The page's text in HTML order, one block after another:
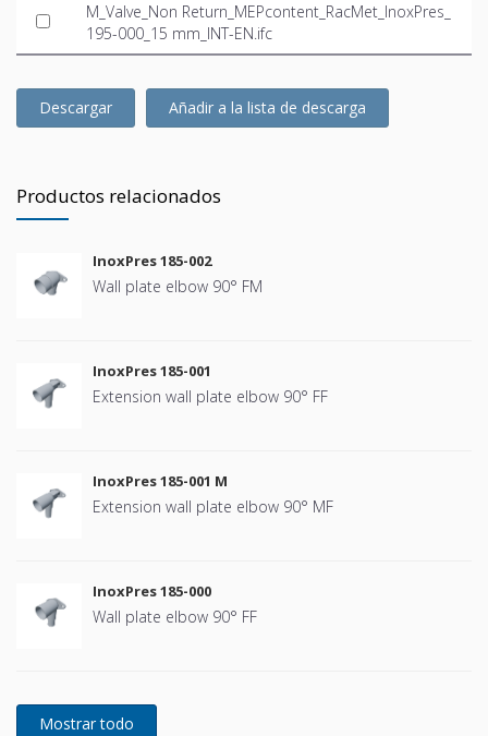
M_Valve_Non Return_MEPcontent_RacMet_InoxPres_
195-000_15 mm_INT-EN.ifc
Descargar Añadir a la lista de descarga
Productos relacionados
InoxPres 185-002
Wall plate elbow 90° FM
InoxPres 185-001
Extension wall plate elbow 90° FF
InoxPres 185-001 M
Extension wall plate elbow 90° MF
InoxPres 185-000
Wall plate elbow 90° FF